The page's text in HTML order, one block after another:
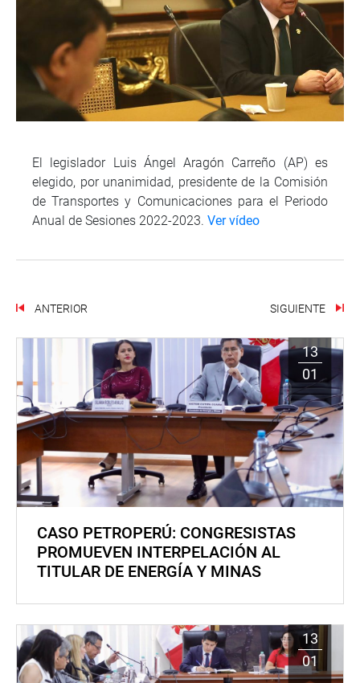
El legislador Luis Ángel Aragón Carreño (AP) es
elegido, por unanimidad, presidente de la Comisión
de Transportes y Comunicaciones para el Periodo
Anual de Sesiones 2022-2023. Ver vídeo
ANTERIOR SIGUIENTE
13
01
CASO PETROPERÚ: CONGRESISTAS
PROMUEVEN INTERPELACIÓN AL
TITULAR DE ENERGÍA Y MINAS
13
01